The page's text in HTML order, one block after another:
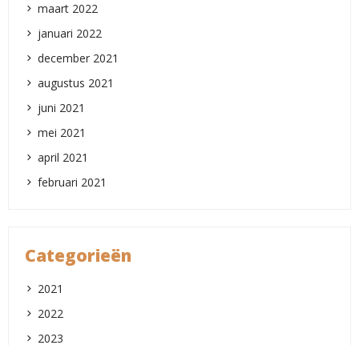
maart 2022
januari 2022
december 2021
augustus 2021
juni 2021
mei 2021
april 2021
februari 2021
Categorieën
2021
2022
2023